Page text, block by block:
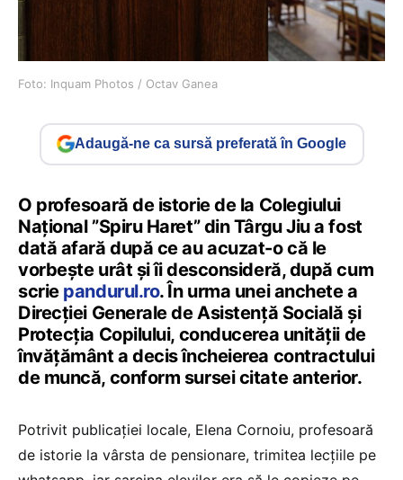
Foto: Inquam Photos / Octav Ganea
Adaugă-ne ca sursă preferată în Google
O profesoară de istorie de la Colegiului
Național ”Spiru Haret” din Târgu Jiu a fost
dată afară după ce au acuzat-o că le
vorbește urât și îi desconsideră, după cum
scrie pandurul.ro. În urma unei anchete a
Direcției Generale de Asistență Socială și
Protecția Copilului, conducerea unității de
învățământ a decis încheierea contractului
de muncă, conform sursei citate anterior.
Potrivit publicației locale, Elena Cornoiu, profesoară
de istorie la vârsta de pensionare, trimitea lecțiile pe